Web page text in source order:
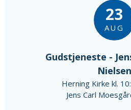
23
AUG
Gudstjeneste -
Nielsen
Herning Kirke kl.
Jens Carl